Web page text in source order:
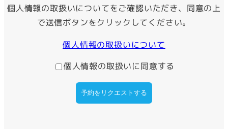
個人情報の取扱いについてをご確認いただき、同意の上
で送信ボタンをクリックしてください。
個人情報の取扱いについて
個人情報の取扱いに同意する